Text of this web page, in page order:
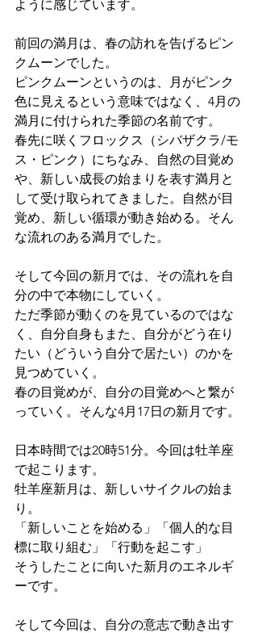
ように感じています。
前回の満月は、春の訪れを告げるピン
クムーンでした。
ピンクムーンというのは、月がピンク
色に見えるという意味ではなく、4月の
満月に付けられた季節の名前です。
春先に咲くフロックス（シバザクラ/モ
ス・ピンク）にちなみ、自然の目覚め
や、新しい成長の始まりを表す満月と
して受け取られてきました。自然が目
覚め、新しい循環が動き始める。そん
な流れのある満月でした。
そして今回の新月では、その流れを自
分の中で本物にしていく。
ただ季節が動くのを見ているのではな
く、自分自身もまた、自分がどう在り
たい（どういう自分で居たい）のかを
見つめていく。
春の目覚めが、自分の目覚めへと繋が
っていく。そんな4月17日の新月です。
日本時間では20時51分。今回は牡羊座
で起こります。
牡羊座新月は、新しいサイクルの始ま
り。
「新しいことを始める」「個人的な目
標に取り組む」「行動を起こす」
そうしたことに向いた新月のエネルギ
ーです。
そして今回は、自分の意志で動き出す